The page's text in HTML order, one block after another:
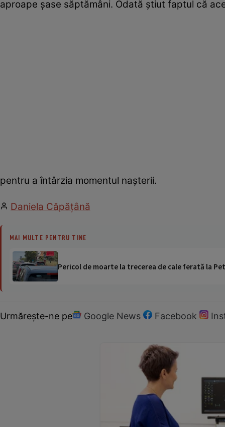
aproape şase săptămâni. Odată ştiut faptul că
pentru a întârzia momentul naşterii.
Daniela Căpăţână
MAI MULTE PENTRU TINE
Pericol de moarte la trecerea de cale ferată la
Urmărește-ne pe Google News Facebook